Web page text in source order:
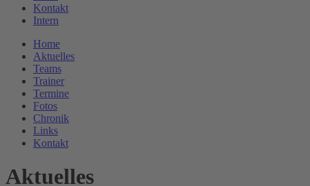
Kontakt
Intern
Home
Aktuelles
Teams
Trainer
Termine
Fotos
Chronik
Links
Kontakt
Aktuelles